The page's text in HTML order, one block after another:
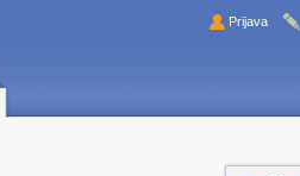
Prijava